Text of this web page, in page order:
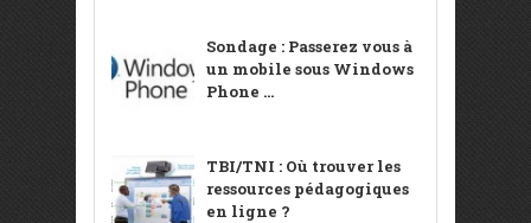
Sondage : Passerez vous à
un mobile sous Windows
Phone ...
TBI/TNI : Où trouver les
ressources pédagogiques
en ligne ?